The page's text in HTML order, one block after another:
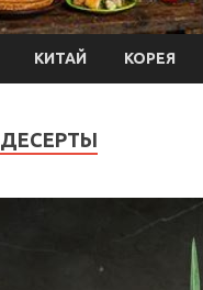
КИТАЙ КОРЕЯ
ДЕСЕРТЫ